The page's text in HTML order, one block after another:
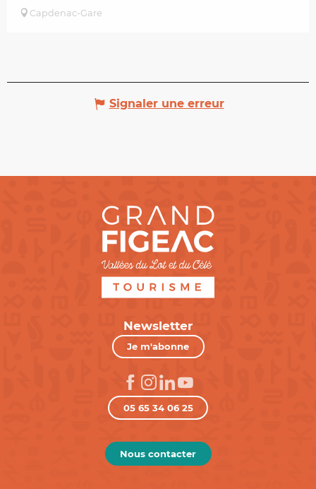
Capdenac-Gare
Signaler une erreur
Newsletter
Je m'abonne
05 65 34 06 25
Nous contacter